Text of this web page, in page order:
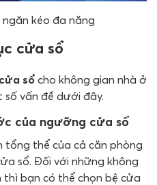
kéo đa năng
cửa sổ
sổ cho không gian nhà ở
số vấn đề dưới đây.
của ngưỡng cửa sổ
tổng thể của cả căn phòng
sổ. Đối với những không
thì bạn có thể chọn bệ cửa